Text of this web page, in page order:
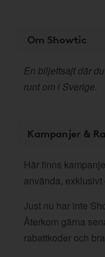
Om Showtic
En biljettsajt där
runt om i Sverige.
Kampanjer &
Här finns
använda,
Just nu har inte
Återkom gärna
rabattkoder och